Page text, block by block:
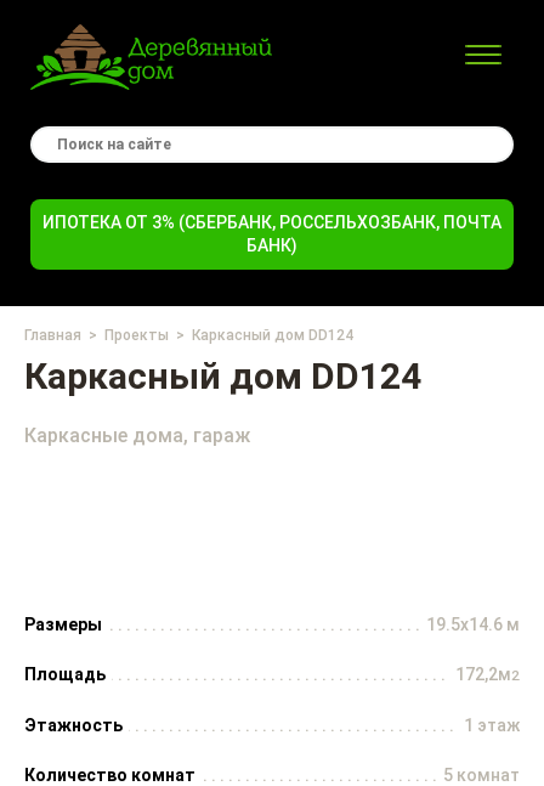
ИПОТЕКА ОТ 3% (СБЕРБАНК, РОССЕЛЬХОЗБАНК, ПОЧТА
БАНК)
Главная Проекты Каркасный дом DD124
Каркасный дом DD124
Каркасные дома, гараж
Размеры 19.5x14.6 м
Площадь 172,2м2
Этажность 1 этаж
Количество комнат 5 комнат